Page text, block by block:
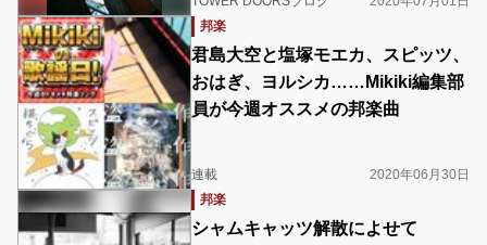
邦楽
君島大空と塩塚モエカ、スピッツ、
おはぎ、ヨルシカ……Mikiki編集部
員が今週オススメの邦楽曲
連載
2020年06月30日
邦楽
シャムキャッツ解散によせて